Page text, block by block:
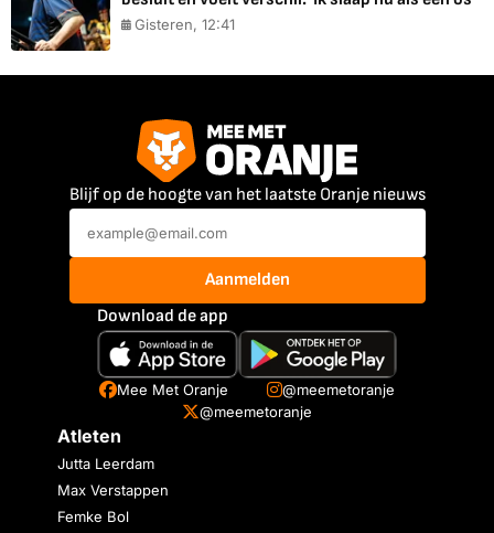
Gisteren, 12:41
Blijf op de hoogte van het laatste Oranje nieuws
Aanmelden
Download de app
Mee Met Oranje
@meemetoranje
@meemetoranje
Atleten
Jutta Leerdam
Max Verstappen
Femke Bol